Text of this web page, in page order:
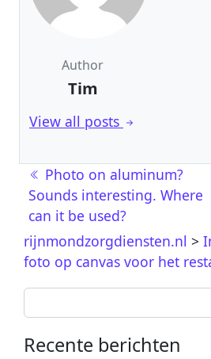
Author
Tim
View all posts
Berichtnavigatie
Photo on aluminum?
Sounds interesting. Where
can it be used?
rijnmondzorgdiensten.nl >
foto op canvas voor het
Search for:
Recente berichten